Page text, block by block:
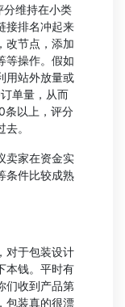
分维持在小类
接排名冲起来
改节点，添加
等操作。假如
用站外放量或
单量，从而
条以上，评分
。
家在资金实
条件比较成熟
于包装设计
本钱。平时有
们收到产品第
包装真的很漂